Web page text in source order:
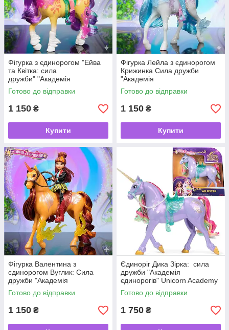
Фігурка з єдинорогом "Ейва
та Квітка: сила
дружби" "Академія
єдинорогів" Unicorn
Academy Ava & Leaf
Готово до відправки
1 150 ₴
Купити
Фігурка Лейла з єдинорогом
Крижинка Сила дружби
"Академія
єдинорогів" Unicorn Academy
Готово до відправки
1 150 ₴
Купити
Фігурка Валентина з
єдинорогом Вуглик: Сила
дружби "Академія
єдинорогів" Unicorn Academy
Готово до відправки
1 150 ₴
Єдиноріг Дика Зірка: сила
дружби "Академія
єдинорогів" Unicorn Academy
Power of Friendship Wildstar
Готово до відправки
1 750 ₴